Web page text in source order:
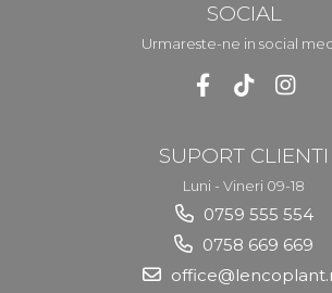
SOCIAL
Urmareste-ne in social
SUPORT CLIENTI
Luni - Vineri 09-18
0759 555 554
0758 669 669